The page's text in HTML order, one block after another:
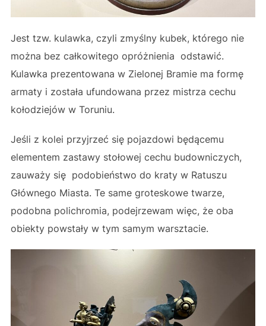
Jest tzw. kulawka, czyli zmyślny kubek, którego nie
można bez całkowitego opróżnienia odstawić.
Kulawka prezentowana w Zielonej Bramie ma formę
armaty i została ufundowana przez mistrza cechu
kołodziejów w Toruniu.
Jeśli z kolei przyjrzeć się pojazdowi będącemu
elementem zastawy stołowej cechu budowniczych,
zauważy się podobieństwo do kraty w Ratuszu
Głównego Miasta. Te same groteskowe twarze,
podobna polichromia, podejrzewam więc, że oba
obiekty powstały w tym samym warsztacie.